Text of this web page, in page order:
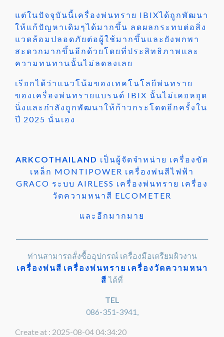
แต่ในปัจจุบันนี้เครื่องพ่นทราย IBIXได้ถูกพัฒนา
ให้แก้ปัญหาเดิมๆได้มากขึ้น ลดผลกระทบต่อสิ่ง
แวดล้อมปลอดภัยต่อผู้ใช้มากขึ้นและยังพกพา
สะดวกมากขึ้นอีกด้วยโดยที่ประสิทธิภาพและ
ความทนทานนั้นไม่ลดลงเลย
เรียกได้ว่าแนวโน้มของเทคโนโลยีพ่นทราย
ของเครื่องพ่นทรายแบรนด์ IBIX นั้นไม่เคยหยุด
นิ่งและกำลังถูกพัฒนาให้ก้าวกระโดดอีกครั้งใน
ปี 2025 นั่นเอง
ARKCOTHAILAND เป็นผู้จัดจำหน่าย เครื่องขัด
เหล็ก MONTIPOWER เครื่องพ่นสีไฟฟ้า
GRACO ระบบ AIRLESS เครื่องพ่นทราย เครื่อง
วัดความหนาสี ELCOMETER
และอีกมากมาย
ท่านสามารถสั่งซื้ออุปกรณ์ เครื่องมือเตรียมผิวงาน
เครื่องพ่นสี เครื่องพ่นทราย เครื่องวัดความหนา
สี ได้ที่
TEL
086-351-3941,
Create at : 2025-08-04 04:34:20